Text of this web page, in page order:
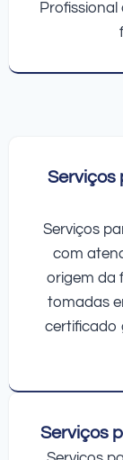
Serviços
Serviços
com
origem da
tomadas
certificado
Serviços